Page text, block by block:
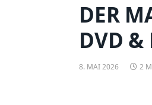
DER
DVD
8. MAI 2026 2